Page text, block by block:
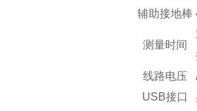
辅助接地棒
测量时间
线路电压
USB接口